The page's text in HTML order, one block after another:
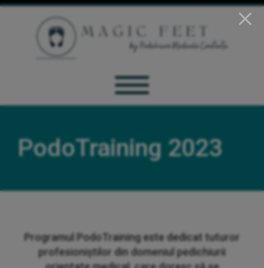
PodoTraining 2023
Programul PodoTraining este dedicat tuturor
profesioniștilor din domeniul pedichiurii